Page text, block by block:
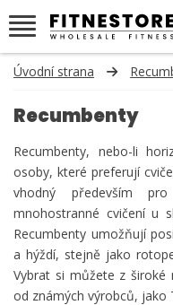
Úvodní strana
Recumbenty
Recumbenty, nebo-li
osoby, které preferují
vhodný především
mnohostranné cvičení u
Recumbenty umožňují
a hýždí, stejně jako
Vybrat si můžete z široké
od známých výrobců, jako